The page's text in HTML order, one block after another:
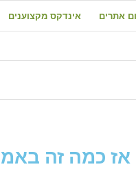
אתרים אינדקס מקצוענים
אז כמה זה